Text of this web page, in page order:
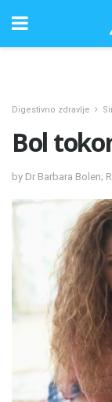
Digestivno zdravlje
Bol
by Dr Barbara Bolen;